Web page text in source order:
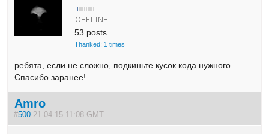
53 posts
Thanked: 1 times
ребята, если не сложно, подкиньте кусок кода нужного.
Спасибо заранее!
Amro
#500 21-04-15 11:08 GMT